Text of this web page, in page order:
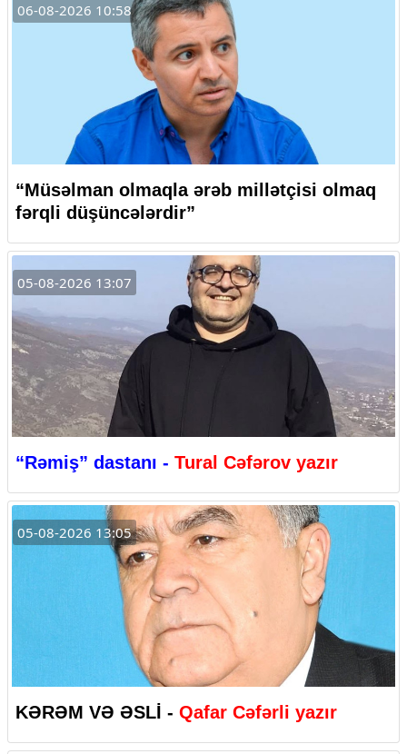
06-08-2026 10:58
“Müsəlman olmaqla ərəb millətçisi olmaq
fərqli düşüncələrdir”
05-08-2026 13:07
“Rəmiş” dastanı - Tural Cəfərov yazır
05-08-2026 13:05
KƏRƏM VƏ ƏSLİ - Qafar Cəfərli yazır